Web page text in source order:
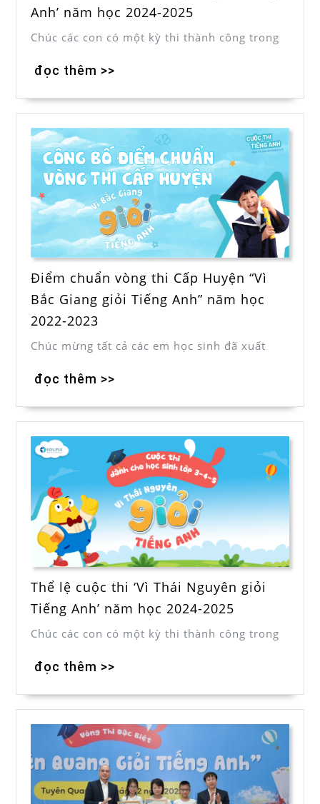
Anh’ năm học 2024-2025
Chúc các con có một kỳ thi thành công trong
đọc thêm >>
Điểm chuẩn vòng thi Cấp Huyện “Vì
Bắc Giang giỏi Tiếng Anh” năm học
2022-2023
Chúc mừng tất cả các em học sinh đã xuất
đọc thêm >>
Thể lệ cuộc thi ‘Vì Thái Nguyên giỏi
Tiếng Anh’ năm học 2024-2025
Chúc các con có một kỳ thi thành công trong
đọc thêm >>